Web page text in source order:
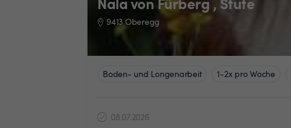
9413 Oberegg
Boden- und Longenarbeit 1-2x pro Woche
08.07.2026